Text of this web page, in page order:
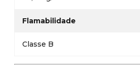
Flamabilidade
Classe B